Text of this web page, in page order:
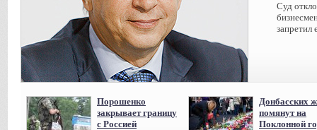
Суд
запретил
Порошенко
закрывает границу
с Россией
Донбасских
помянут на
Поклонной